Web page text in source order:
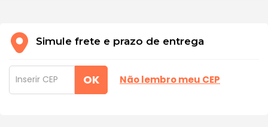
Simule frete e prazo de entrega
OK Não lembro meu CEP